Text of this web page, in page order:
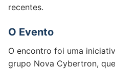
recentes.
O Evento
O encontro foi uma
grupo Nova Cybertron,